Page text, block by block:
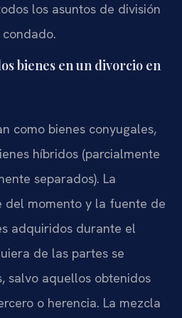
los asuntos de división
bienes en un divorcio en
como bienes conyugales,
híbridos (parcialmente
separados). La
del momento y la fuente de
adquiridos durante el
de las partes se
salvo aquellos obtenidos
o herencia. La mezcla